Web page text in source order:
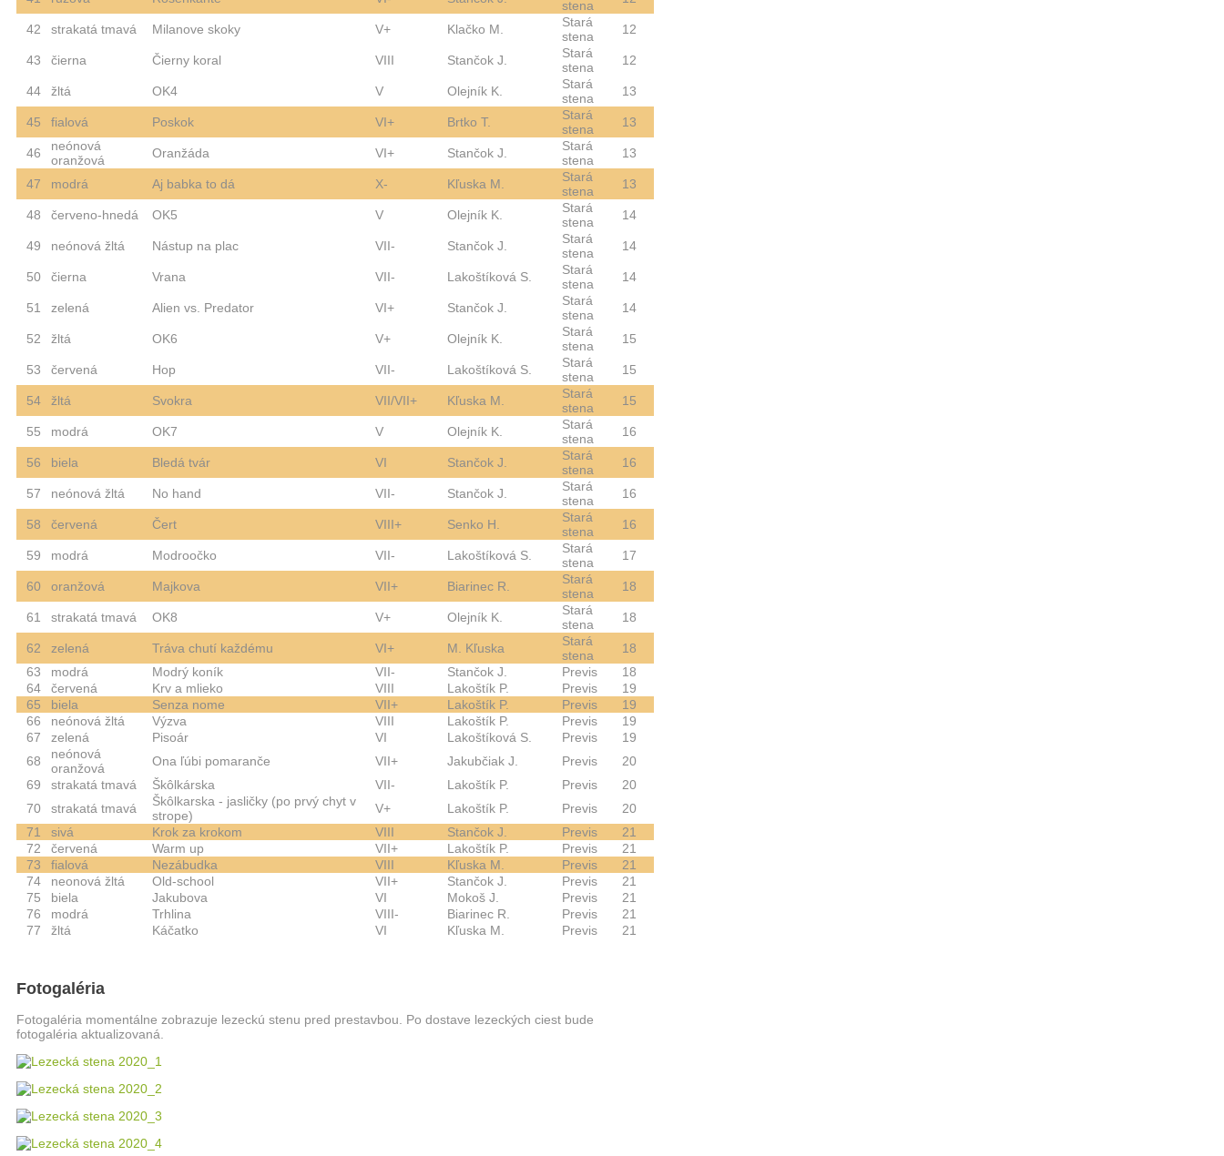
stena
42 strakatá tmavá Milanove skoky V+ Klačko M.
Stará
stena
12
43 čierna Čierny koral VIII Stančok J.
Stará
stena
12
44 žltá OK4 V Olejník K.
Stará
stena
13
45 fialová Poskok VI+ Brtko T.
Stará
stena
13
46
neónová
oranžová
Oranžáda VI+ Stančok J.
Stará
stena
13
47 modrá Aj babka to dá X- Kľuska M.
Stará
stena
13
48 červeno-hnedá OK5 V Olejník K.
Stará
stena
14
49 neónová žltá Nástup na plac VII- Stančok J.
Stará
stena
14
50 čierna Vrana VII- Lakoštíková S.
Stará
stena
14
51 zelená Alien vs. Predator VI+ Stančok J.
Stará
stena
14
52 žltá OK6 V+ Olejník K.
Stará
stena
15
53 červená Hop VII- Lakoštíková S.
Stará
stena
15
54 žltá Svokra VII/VII+ Kľuska M.
Stará
stena
15
55 modrá OK7 V Olejník K.
Stará
stena
16
56 biela Bledá tvár VI Stančok J.
Stará
stena
16
57 neónová žltá No hand VII- Stančok J.
Stará
stena
16
58 červená Čert VIII+ Senko H.
Stará
stena
16
59 modrá Modroočko VII- Lakoštíková S.
Stará
stena
17
60 oranžová Majkova VII+ Biarinec R.
Stará
stena
18
61 strakatá tmavá OK8 V+ Olejník K.
Stará
stena
18
62 zelená Tráva chutí každému VI+ M. Kľuska
Stará
stena
18
63
modrá Modrý koník VII- Stančok J. Previs
18
64
červená Krv a mlieko VIII Lakoštík P. Previs
19
65
biela Senza nome VII+ Lakoštík P. Previs
19
66
neónová žltá Výzva VIII Lakoštík P. Previs
19
67
zelená Pisoár VI Lakoštíková S. Previs
19
68
neónová
oranžová
Ona ľúbi pomaranče VII+ Jakubčiak J. Previs
20
69
strakatá tmavá Škôlkárska VII- Lakoštík P. Previs
20
70
strakatá tmavá
Škôlkarska - jasličky (po prvý chyt v
strope)
V+ Lakoštík P. Previs
20
71
sivá Krok za krokom VIII Stančok J. Previs
21
72
červená Warm up VII+ Lakoštík P. Previs
21
73
fialová Nezábudka VIII Kľuska M. Previs
21
74
neonová žltá Old-school VII+ Stančok J. Previs
21
75
biela Jakubova VI Mokoš J. Previs
21
76
modrá Trhlina VIII- Biarinec R. Previs
21
77
žltá Káčatko VI Kľuska M. Previs 21
Fotogaléria
Fotogaléria momentálne zobrazuje lezeckú stenu pred prestavbou. Po dostave lezeckých ciest bude
fotogaléria aktualizovaná.